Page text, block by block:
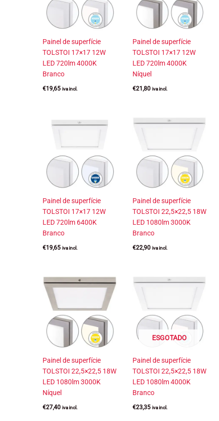
Painel de superfície
TOLSTOI 17×17 12W
LED 720lm 4000K
Branco
€19,65 iva incl.
Painel de superfície
TOLSTOI 17×17 12W
LED 720lm 4000K
Níquel
€21,80 iva incl.
Painel de superfície
TOLSTOI 17×17 12W
LED 720lm 6400K
Branco
€19,65 iva incl.
Painel de superfície
TOLSTOI 22,5×22,5 18W
LED 1080lm 3000K
Branco
€22,90 iva incl.
Painel de superfície
TOLSTOI 22,5×22,5 18W
LED 1080lm 3000K
Níquel
€27,40 iva incl.
ESGOTADO
Painel de superfície
TOLSTOI 22,5×22,5 18W
LED 1080lm 4000K
Branco
€23,35 iva incl.